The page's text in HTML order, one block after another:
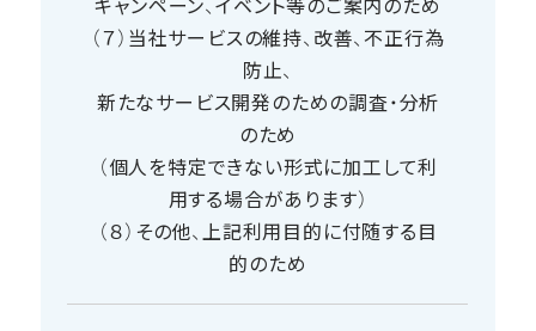
（７）当社サービスの維持、改善、不正行為
防止、
新たなサービス開発のための調査・分析
のため
（個人を特定できない形式に加工して利
用する場合があります）
（８）その他、上記利用目的に付随する目
的のため